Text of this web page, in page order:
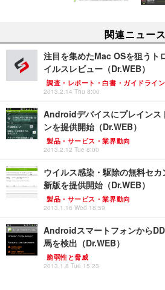
関連ニュース
注目を集めたMac OSを狙うト
イルスレビュー（Dr.WEB）
調査・レポート・白書・ガイドライン
2013.2.14 Thu 8:00
Androidデバイスにプレインス
ンを提供開始（Dr.WEB）
製品・サービス・業界動向
2013.2.12 Tue 8:00
ウイルス感染・駆除の無料セ
新版を提供開始（Dr.WEB）
製品・サービス・業界動向
2013.1.16 Wed 18:59
Androidスマートフォンから
馬を検出（Dr.WEB）
脆弱性と脅威
2013.1.8 Tue 15:23